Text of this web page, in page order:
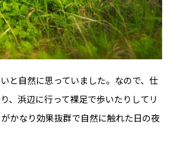
と自然に思っていました。なので、仕
、浜辺に行って裸足で歩いたりしてリ
かなり効果抜群で自然に触れた日の夜